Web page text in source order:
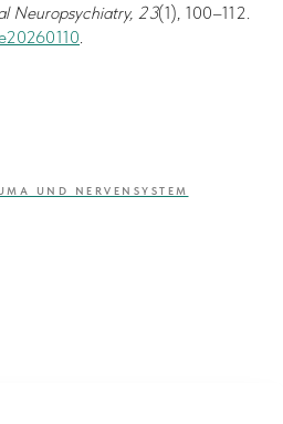
Neuropsychiatry, 23(1), 100–112.
UND NERVENSYSTEM